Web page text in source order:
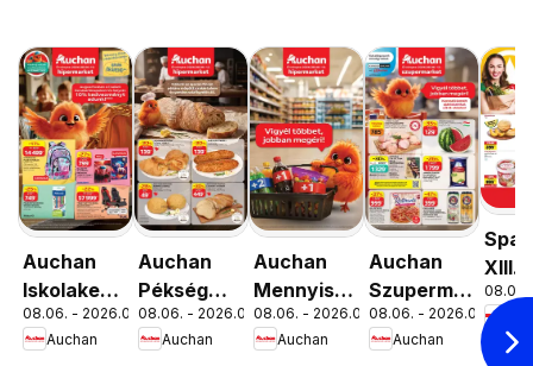
Auchan
Iskolakezdés
ajánlatok
08.06. - 2026.08.19.
Auchan
Auchan
Pékség
ajánlataink
08.06. - 2026.08.12.
Auchan
Auchan
Mennyiségi
kedvezmény
ajánlataink
08.06. - 2026.08.19.
Auchan
Auchan
Szupermarket
akciós
újság
08.06. - 2026.08.12.
Auchan
Spar
XIII.
út
08.06.